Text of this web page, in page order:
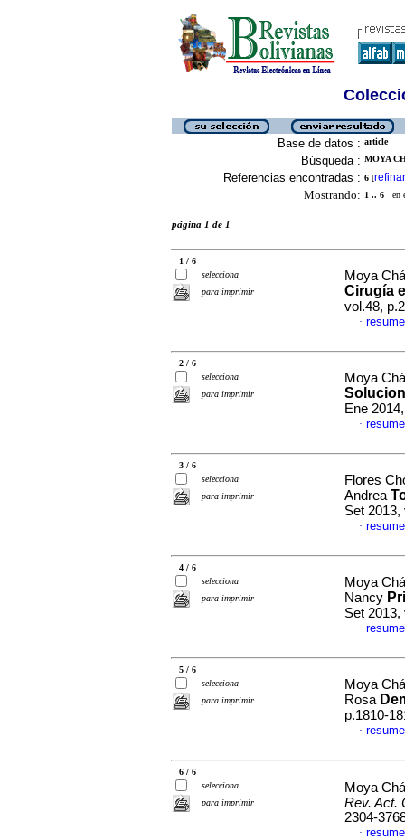
Base de datos : article
Búsqueda : MOYA
Referencias encontradas : 6 [refinar
Mostrando: 1 .. 6 en
página 1 de 1
1 / 6
selecciona
para imprimir
Moya
Cirugía
vol.48,
·
2 / 6
selecciona
para imprimir
Moya
Ene
·
3 / 6
selecciona
para imprimir
Flores
Andrea
Set 2013,
·
4 / 6
selecciona
para imprimir
Moya
Nancy
Set 2013,
·
5 / 6
selecciona
para imprimir
Moya
Rosa
p.1810-
·
6 / 6
selecciona
para imprimir
Moya
Rev. Act.
2304-
·